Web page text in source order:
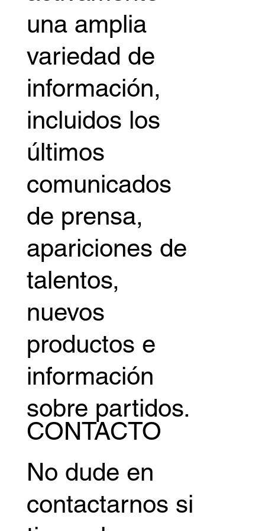
una amplia
variedad de
información,
incluidos los
últimos
comunicados
de prensa,
apariciones de
talentos,
nuevos
productos e
información
sobre partidos.
CONTACTO
No dude en
contactarnos si